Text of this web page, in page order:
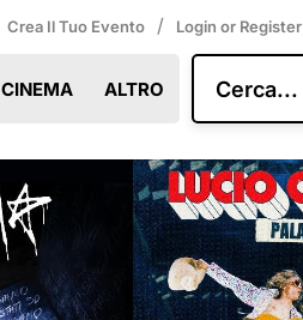
Crea Il Tuo Evento / Login or Register
CINEMA ALTRO Cerca...